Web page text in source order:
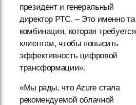
президент и генеральный
директор PTC. – Это именно та
комбинация, которая требуется
клиентам, чтобы повысить
эффективность цифровой
трансформации».
«Мы рады, что Azure стала
рекомендуемой облачной